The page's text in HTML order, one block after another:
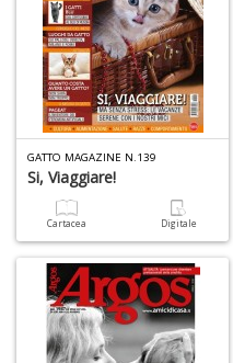
GATTO MAGAZINE N.139
Si, Viaggiare!
Cartacea Digitale